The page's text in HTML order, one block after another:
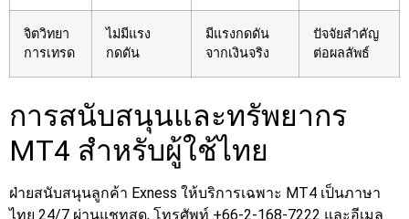
จิตวิทยา
การเทรด
ไม่มีแรง
กดดัน
มีแรงกดดัน
จากเงินจริง
ปัจจัยสำคัญ
ต่อผลลัพธ์
การสนับสนุนและทรัพยากร
MT4 สำหรับผู้ใช้ไทย
ฝ่ายสนับสนุนลูกค้า Exness ให้บริการเฉพาะ MT4 เป็นภาษา
ไทย 24/7 ผ่านแชทสด, โทรศัพท์ +66-2-168-7222 และอีเมล